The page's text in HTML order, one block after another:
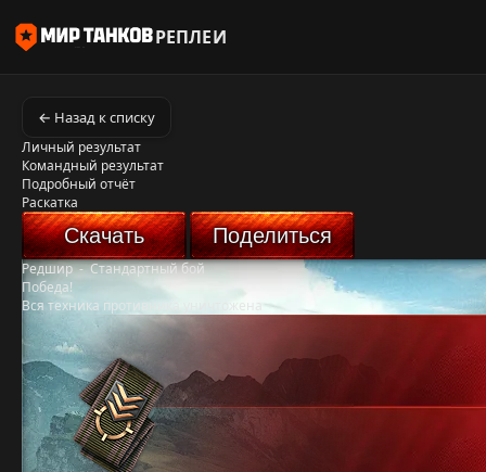
РЕПЛЕИ
← Назад к списку
Личный результат
Командный результат
Подробный отчёт
Раскатка
Скачать Поделиться
Редшир-Стандартный бой
Победа!
Вся техника противника уничтожена